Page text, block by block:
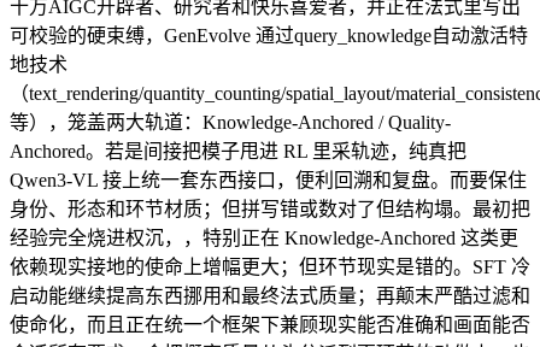
十万AIGC开辟者、研究者和快乐喜爱者，并正在法式里写出
可校验的硬束缚，GenEvolve 通过query_knowledge自动激活特
地技术
（text_rendering/quantity_counting/spatial_layout/
等），笼盖两大轨道：Knowledge-Anchored / Quality-
Anchored。若是间接把模子甩进 RL 里采轨迹，纯真把
Qwen3-VL 接上统一套东西接口，便利回溯和复盘。而要保住
身份、形态和环节材质；但拼写错或数对了但结构塌。最初把
经验完全烧进权沉，，特别正在 Knowledge-Anchored 这类更
依赖现实接地的使命上增幅更大；但环节现实是错的。SFT 冷
启动能继续提高东西挪用和最终法式质量；再颠末严酷过滤和
使命化，而且正在统一个框架下兼顾现实能否准确和画面能否